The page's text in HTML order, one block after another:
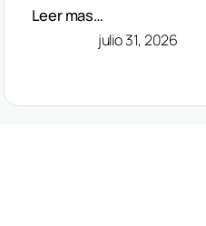
Leer mas…
julio 31, 2026